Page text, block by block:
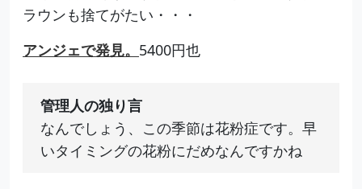
ラウンも捨てがたい・・・
アンジェで発見。 5400円也
管理人の独り言
なんでしょう、この季節は花粉症です。早
いタイミングの花粉にだめなんですかね